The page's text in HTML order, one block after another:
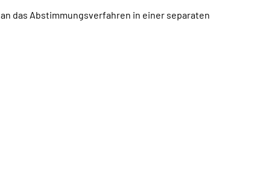
das Abstimmungsverfahren in einer separaten